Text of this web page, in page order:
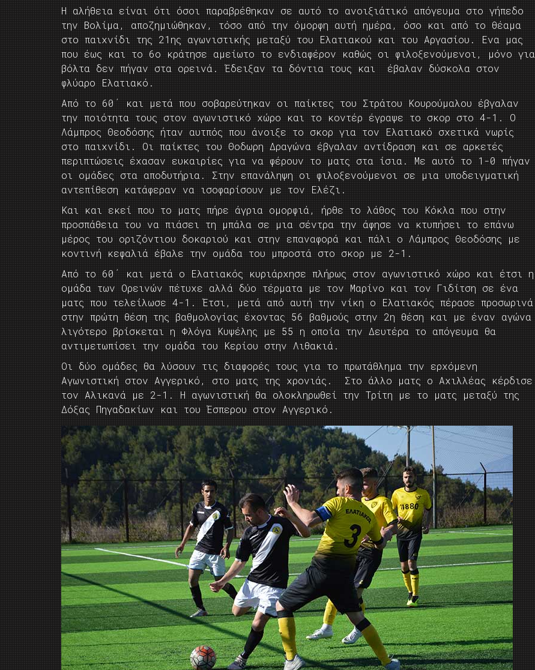
Η αλήθεια είναι ότι όσοι παραβρέθηκαν σε αυτό το ανοιξιάτικό απόγευμα στο γήπεδο
την Βολίμα, αποζημιώθηκαν, τόσο από την όμορφη αυτή ημέρα, όσο και από το θέαμα
στο παιχνίδι της 21ης αγωνιστικής μεταξύ του Ελατιακού και του Αργασίου. Ενα μας
που έως και το 6ο κράτησε αμείωτο το ενδιαφέρον καθώς οι φιλοξενούμενοι, μόνο για
βόλτα δεν πήγαν στα ορεινά. Έδειξαν τα δόντια τους και έβαλαν δύσκολα στον
φλύαρο Ελατιακό.
Από το 60΄ και μετά που σοβαρεύτηκαν οι παίκτες του Στράτου Κουρούμαλου έβγαλαν
την ποιότητα τους στον αγωνιστικό χώρο και το κοντέρ έγραψε το σκορ στο 4-1. Ο
Λάμπρος Θεοδόσης ήταν αυτπός που άνοιξε το σκορ για τον Ελατιακό σχετικά νωρίς
στο παιχνίδι. Οι παίκτες του Θοδωρη Δραγώνα έβγαλαν αντίδραση και σε αρκετές
περιπτώσεις έχασαν ευκαιρίες για να φέρουν το ματς στα ίσια. Με αυτό το 1-0 πήγαν
οι ομάδες στα αποδυτήρια. Στην επανάληψη οι φιλοξενούμενοι σε μια υποδειγματική
αντεπίθεση κατάφεραν να ισοφαρίσουν με τον Ελέζι.
Και και εκεί που το ματς πήρε άγρια ομορφιά, ήρθε το λάθος του Κόκλα που στην
προσπάθεια του να πιάσει τη μπάλα σε μια σέντρα την άφησε να κτυπήσει το επάνω
μέρος του οριζόντιου δοκαριού και στην επαναφορά και πάλι ο Λάμπρος Θεοδόσης με
κοντινή κεφαλιά έβαλε την ομάδα του μπροστά στο σκορ με 2-1.
Από το 60΄ και μετά ο Ελατιακός κυριάρχησε πλήρως στον αγωνιστικό χώρο και έτσι η
ομάδα των Ορεινών πέτυχε αλλά δύο τέρματα με τον Μαρίνο και τον Γιδίτση σε ένα
ματς που τελείλωσε 4-1. Έτσι, μετά από αυτή την νίκη ο Ελατιακός πέρασε προσωρινά
στην πρώτη θέση της βαθμολογίας έχοντας 56 βαθμούς στην 2η θέση και με έναν αγώνα
λιγότερο βρίσκεται η Φλόγα Κυψέλης με 55 η οποία την Δευτέρα το απόγευμα θα
αντιμετωπίσει την ομάδα του Κερίου στην Λιθακιά.
Οι δύο ομάδες θα λύσουν τις διαφορές τους για το πρωτάθλημα την ερχόμενη
Αγωνιστική στον Αγγερικό, στο ματς της χρονιάς. Στο άλλο ματς ο Αχιλλέας κέρδισε
τον Αλικανά με 2-1. Η αγωνιστική θα ολοκληρωθεί την Τρίτη με το ματς μεταξύ της
Δόξας Πηγαδακίων και του Έσπερου στον Αγγερικό.